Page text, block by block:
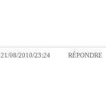
21/08/2010/23:24 RÉPONDRE